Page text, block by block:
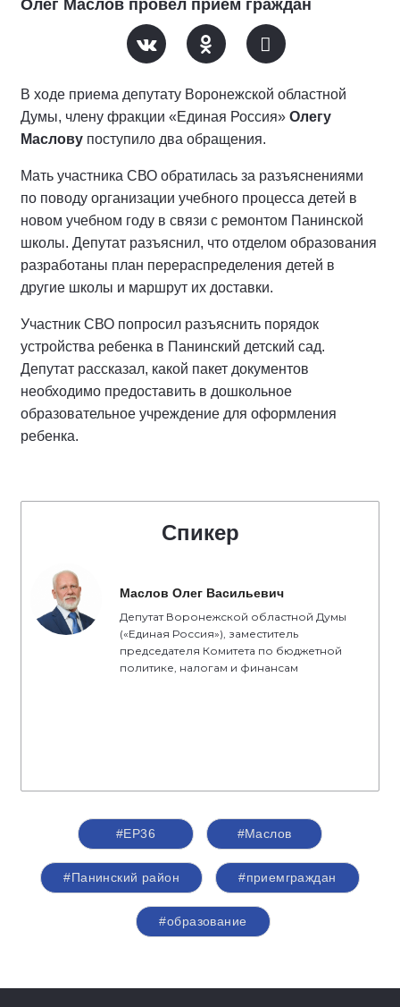
Олег Маслов провел прием граждан
В ходе приема депутату Воронежской областной
Думы, члену фракции «Единая Россия» Олегу
Маслову поступило два обращения.
Мать участника СВО обратилась за разъяснениями
по поводу организации учебного процесса детей в
новом учебном году в связи с ремонтом Панинской
школы. Депутат разъяснил, что отделом образования
разработаны план перераспределения детей в
другие школы и маршрут их доставки.
Участник СВО попросил разъяснить порядок
устройства ребенка в Панинский детский сад.
Депутат рассказал, какой пакет документов
необходимо предоставить в дошкольное
образовательное учреждение для оформления
ребенка.
Спикер
Маслов Олег Васильевич
Депутат Воронежской областной Думы
(«Единая Россия»), заместитель
председателя Комитета по бюджетной
политике, налогам и финансам
#ЕР36 #Маслов
#Панинский район #приемграждан
#образование